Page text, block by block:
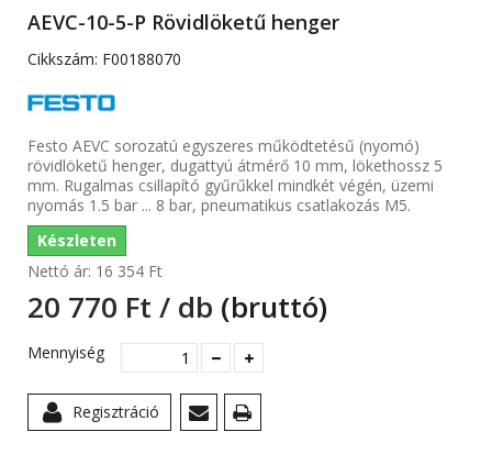
AEVC-10-5-P Rövidlöketű henger
Cikkszám: F00188070
Festo AEVC sorozatú egyszeres működtetésű (nyomó)
rövidlöketű henger, dugattyú átmérő 10 mm, lökethossz 5
mm. Rugalmas csillapító gyűrűkkel mindkét végén, üzemi
nyomás 1.5 bar ... 8 bar, pneumatikus csatlakozás M5.
Készleten
Nettó ár: 16 354 Ft‎
20 770 Ft‎ / db (bruttó)
Mennyiség
Regisztráció